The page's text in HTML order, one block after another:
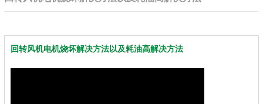
回转风机电机烧坏解决方法以及耗油高解决方法